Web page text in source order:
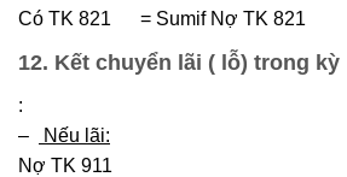
Có TK 821 = Sumif Nợ TK 821
12. Kết chuyển lãi ( lỗ) trong kỳ
:
–
Nếu lãi:
Nợ TK 911